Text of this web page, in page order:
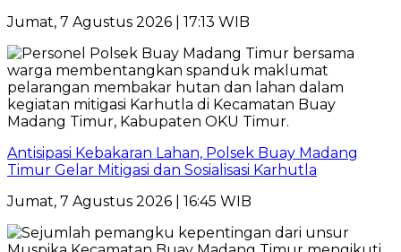
Jumat, 7 Agustus 2026 | 17:13 WIB
Antisipasi Kebakaran Lahan, Polsek Buay Madang
Timur Gelar Mitigasi dan Sosialisasi Karhutla
Jumat, 7 Agustus 2026 | 16:45 WIB